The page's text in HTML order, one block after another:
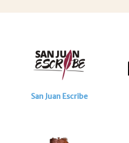
San Juan Escribe